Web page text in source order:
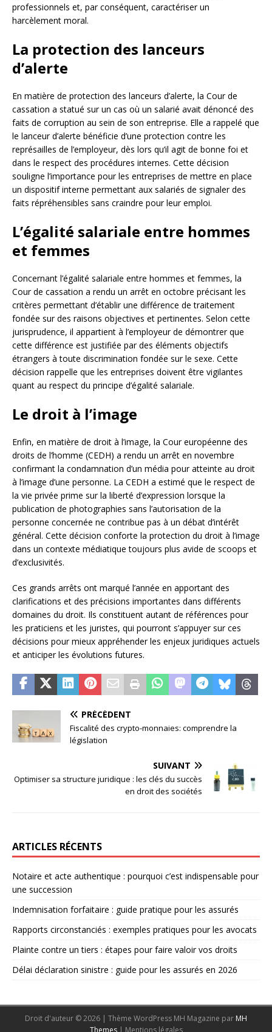
professionnels et, par conséquent, caractériser un
harcèlement moral.
La protection des lanceurs
d’alerte
En matière de protection des lanceurs d’alerte, la Cour de
cassation a statué sur un cas où un salarié avait dénoncé des
faits de corruption au sein de son entreprise. Elle a rappelé que
le lanceur d’alerte bénéficie d’une protection contre les
représailles de l’employeur, dès lors qu’il agit de bonne foi et
dans le respect des procédures internes. Cette décision
souligne l’importance pour les entreprises de mettre en place
un dispositif interne permettant aux salariés de signaler des
faits répréhensibles sans craindre pour leur emploi.
L’égalité salariale entre hommes
et femmes
Concernant l’égalité salariale entre hommes et femmes, la
Cour de cassation a rendu un arrêt en octobre précisant les
critères permettant d’établir une différence de traitement
fondée sur des raisons objectives et pertinentes. Selon cette
jurisprudence, il appartient à l’employeur de démontrer que
cette différence est justifiée par des éléments objectifs
étrangers à toute discrimination fondée sur le sexe. Cette
décision rappelle que les entreprises doivent être vigilantes
quant au respect du principe d’égalité salariale.
Le droit à l’image
Enfin, en matière de droit à l’image, la Cour européenne des
droits de l’homme (CEDH) a rendu un arrêt en novembre
confirmant la condamnation d’un média pour atteinte au droit
à l’image d’une personne. La CEDH a estimé que le respect de
la vie privée prime sur la liberté d’expression lorsque la
publication de photographies sans l’autorisation de la
personne concernée ne contribue pas à un débat d’intérêt
général. Cette décision conforte la protection du droit à l’image
dans un contexte médiatique toujours plus avide de scoops et
d’exclusivités.
Ces grands arrêts ont marqué l’année en apportant des
clarifications et des précisions importantes dans différents
domaines du droit. Ils constituent autant de références pour
les praticiens et les juristes, qui pourront s’appuyer sur ces
décisions pour mieux appréhender les enjeux juridiques actuels
et anticiper les évolutions futures.
PRÉCÉDENT
Fiscalité des crypto-monnaies: comprendre la
législation
SUIVANT
Optimiser sa structure juridique : les clés du succès
en droit des sociétés
ARTICLES RÉCENTS
Notaire et acte authentique : pourquoi c’est indispensable pour
une succession
Indemnisation forfaitaire : guide pratique pour les assurés
Rapports circonstanciés : exemples pratiques pour les avocats
Plainte contre un tiers : étapes pour faire valoir vos droits
Délai déclaration sinistre : guide pour les assurés en 2026
Droit d'auteur © 2026 | Thème WordPress MH Magazine par MH
Themes | Mentions légales